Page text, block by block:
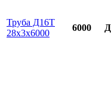
Труба Д16Т
28х3х6000
6000